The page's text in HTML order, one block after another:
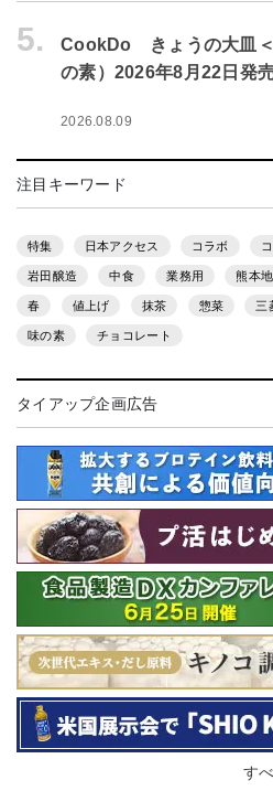
5.
CookDo きょうの大皿
の素）2026年8月22日発
2026.08.09
注目キーワード
特集 日本アクセス コラボ
岩田醸造 中食 業務用 熊本
春 値上げ 抹茶 惣菜 三
味の素 チョコレート
タイアップ企画広告
す